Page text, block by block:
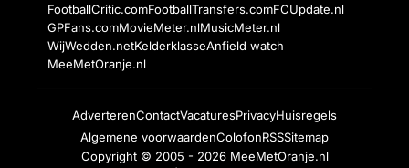
FootballCritic.comFootballTransfers.comFCUpdate.nl
GPFans.comMovieMeter.nlMusicMeter.nl
WijWedden.netKelderklasseAnfield watch
MeeMetOranje.nl
AdverterenContactVacaturesPrivacyHuisregels
Algemene voorwaardenColofonRSSSitemap
Copyright © 2005 - 2026 MeeMetOranje.nl